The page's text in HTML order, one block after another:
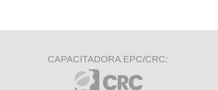
CAPACITADORA EPC/CRC: